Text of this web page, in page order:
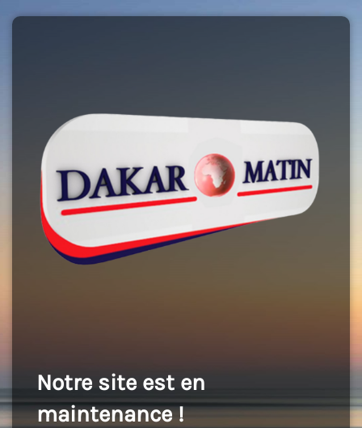
Notre site est en
maintenance !